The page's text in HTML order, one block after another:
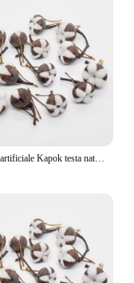
12/24pcs artificiale Kapok testa naturale essiccato falciatrici di cotone fai da te corona Bouquet pasqua decorazione caduta Home Decor Flores Secas